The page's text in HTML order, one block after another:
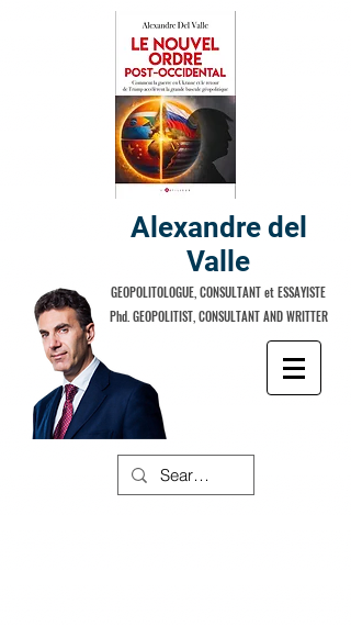
Alexandre del
Valle
GEOPOLITOLOGUE, CONSULTANT et ESSAYISTE
Phd. GEOPOLITIST, CONSULTANT AND WRITTER